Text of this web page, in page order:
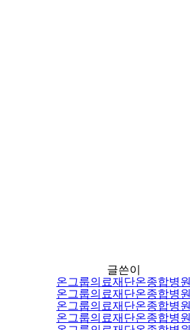
글쓴이
온그룹의료재단온종합병원
온그룹의료재단온종합병원
온그룹의료재단온종합병원
온그룹의료재단온종합병원